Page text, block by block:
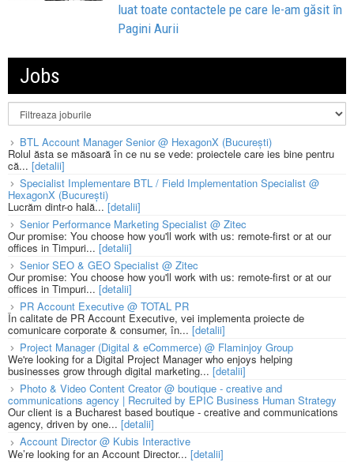
luat toate contactele pe care le-am găsit în
Pagini Aurii
Jobs
BTL Account Manager Senior @ HexagonX (București)
Rolul ăsta se măsoară în ce nu se vede: proiectele care ies bine pentru
că... [detalii]
Specialist Implementare BTL / Field Implementation Specialist @
HexagonX (București)
Lucrăm dintr-o hală...[detalii]
Senior Performance Marketing Specialist @ Zitec
Our promise: You choose how you'll work with us: remote-first or at our
offices in Timpuri... [detalii]
Senior SEO & GEO Specialist @ Zitec
Our promise: You choose how you'll work with us: remote-first or at our
offices in Timpuri... [detalii]
PR Account Executive @ TOTAL PR
În calitate de PR Account Executive, vei implementa proiecte de
comunicare corporate & consumer, în... [detalii]
Project Manager (Digital & eCommerce) @ Flaminjoy Group
We're looking for a Digital Project Manager who enjoys helping
businesses grow through digital marketing... [detalii]
Photo & Video Content Creator @ boutique - creative and
communications agency | Recruited by EPIC Business Human Strategy
Our client is a Bucharest based boutique - creative and communications
agency, driven by one... [detalii]
Account Director @ Kubis Interactive
We’re looking for an Account Director... [detalii]